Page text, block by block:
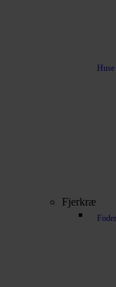
Fjerkræ
Foder